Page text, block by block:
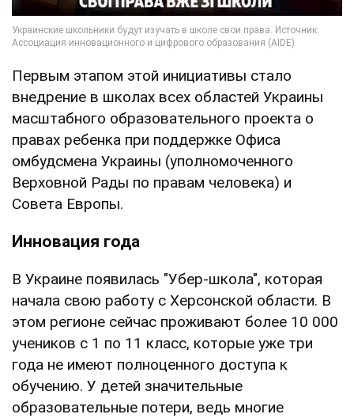
Первым этапом этой инициативы стало
внедрение в школах всех областей Украины
масштабного образовательного проекта о
правах ребенка при поддержке Офиса
омбудсмена Украины (уполномоченного
Верховной Рады по правам человека) и
Совета Европы.
Инновация года
В Украине появилась "Убер-школа", которая
начала свою работу с Херсонской области. В
этом регионе сейчас проживают более 10 000
учеников с 1 по 11 класс, которые уже три
года не имеют полноценного доступа к
обучению. У детей значительные
образовательные потери, ведь многие